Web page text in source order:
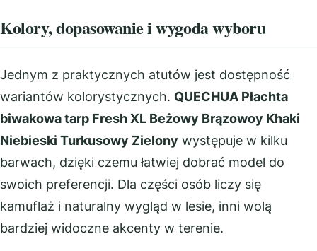
Kolory, dopasowanie i wygoda wyboru
Jednym z praktycznych atutów jest dostępność
wariantów kolorystycznych. QUECHUA Płachta
biwakowa tarp Fresh XL Beżowy Brązowoy Khaki
Niebieski Turkusowy Zielony występuje w kilku
barwach, dzięki czemu łatwiej dobrać model do
swoich preferencji. Dla części osób liczy się
kamuflaż i naturalny wygląd w lesie, inni wolą
bardziej widoczne akcenty w terenie.